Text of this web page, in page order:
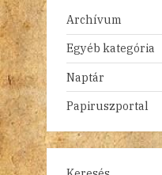
Archívum
Egyéb kategória
Naptár
Papiruszportal